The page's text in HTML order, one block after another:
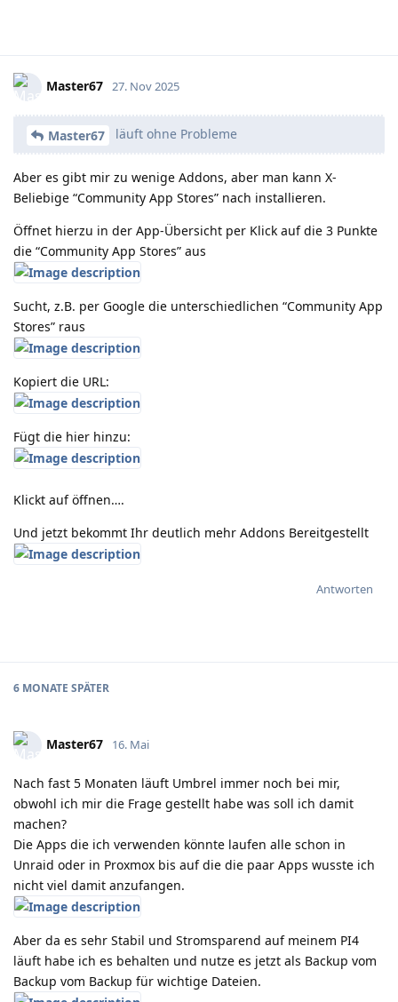
Master67 27. Nov 2025
Master67 läuft ohne Probleme
Aber es gibt mir zu wenige Addons, aber man kann X-
Beliebige “Community App Stores” nach installieren.
Öffnet hierzu in der App-Übersicht per Klick auf die 3 Punkte
die “Community App Stores” aus
Sucht, z.B. per Google die unterschiedlichen “Community App
Stores” raus
Kopiert die URL:
Fügt die hier hinzu:
Klickt auf öffnen….
Und jetzt bekommt Ihr deutlich mehr Addons Bereitgestellt
Antworten
6 MONATE SPÄTER
Master67 16. Mai
Nach fast 5 Monaten läuft Umbrel immer noch bei mir,
obwohl ich mir die Frage gestellt habe was soll ich damit
machen?
Die Apps die ich verwenden könnte laufen alle schon in
Unraid oder in Proxmox bis auf die die paar Apps wusste ich
nicht viel damit anzufangen.
Aber da es sehr Stabil und Stromsparend auf meinem PI4
läuft habe ich es behalten und nutze es jetzt als Backup vom
Backup vom Backup für wichtige Dateien.